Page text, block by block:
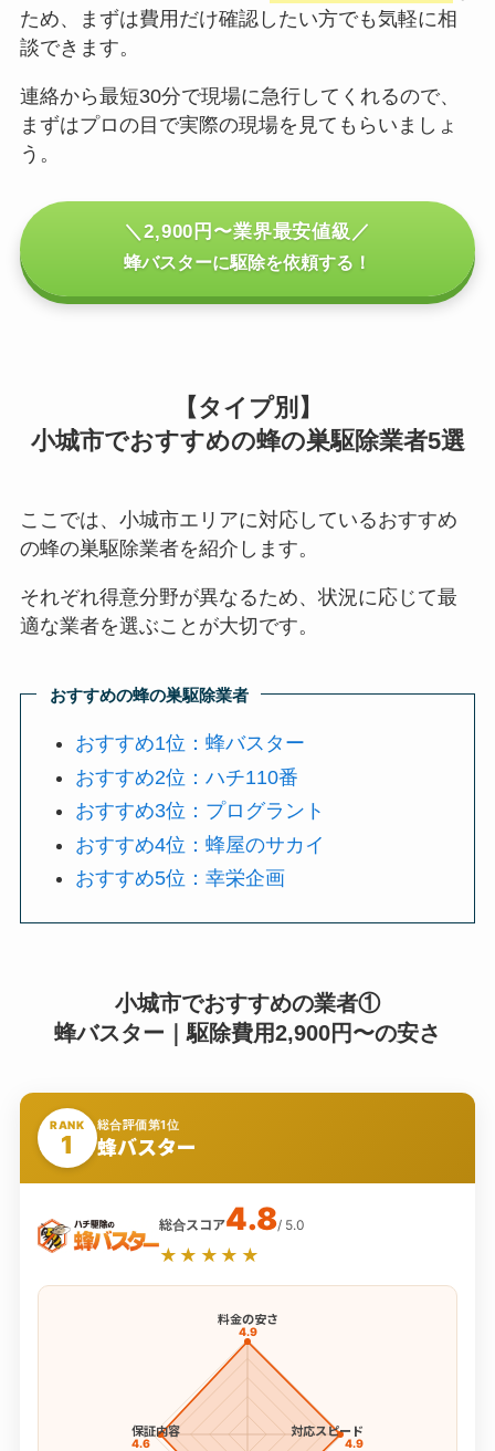
ため、まずは費用だけ確認したい方でも気軽に相
談できます。
連絡から最短30分で現場に急行してくれるので、
まずはプロの目で実際の現場を見てもらいましょ
う。
＼2,900円〜業界最安値級／
蜂バスターに駆除を依頼する！
【タイプ別】
小城市でおすすめの蜂の巣駆除業者5選
ここでは、小城市エリアに対応しているおすすめ
の蜂の巣駆除業者を紹介します。
それぞれ得意分野が異なるため、状況に応じて最
適な業者を選ぶことが大切です。
おすすめの蜂の巣駆除業者
おすすめ1位：蜂バスター
おすすめ2位：ハチ110番
おすすめ3位：プログラント
おすすめ4位：蜂屋のサカイ
おすすめ5位：幸栄企画
小城市でおすすめの業者①
蜂バスター｜駆除費用2,900円〜の安さ
RANK
1
総合評価第1位
蜂バスター
総合スコア4.8/ 5.0
★★★★★
料金の安さ
4.9
対応スピード
4.9
保証内容
4.6